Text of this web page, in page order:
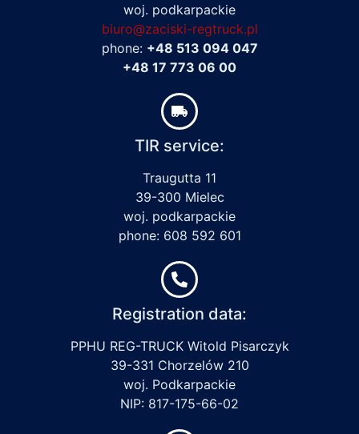
woj. podkarpackie
biuro@zaciski-regtruck.pl
phone: +48 513 094 047
+48 17 773 06 00
TIR service:
Traugutta 11
39-300 Mielec
woj. podkarpackie
phone: 608 592 601
Registration data:
PPHU REG-TRUCK Witold Pisarczyk
39-331 Chorzelów 210
woj. Podkarpackie
NIP: 817-175-66-02